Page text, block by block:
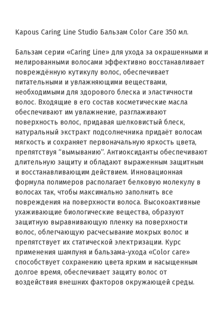
Kapous Caring Line Studio Бальзам Color Care 350 мл.
Бальзам серии «Caring Line» для ухода за окрашенными и
мелированными волосами эффективно восстанавливает
повреждённую кутикулу волос, обеспечивает
питательными и увлажняющими веществами,
необходимыми для здорового блеска и эластичности
волос. Входящие в его состав косметические масла
обеспечивают им увлажнение, разглаживают
поверхность волос, придавая шелковистый блеск,
натуральный экстракт подсолнечника придаёт волосам
мягкость и сохраняет первоначальную яркость цвета,
препятствуя “вымыванию”. Антиоксиданты обеспечивают
длительную защиту и обладают выраженным защитным
и восстанавливающим действием. Инновационная
формула полимеров располагает белковую молекулу в
волосах так, чтобы максимально заполнить все
повреждения на поверхности волоса. Высокоактивные
ухаживающие биологические вещества, образуют
защитную выравнивающую пленку на поверхности
волос, облегчающую расчесывание мокрых волос и
препятствует их статической электризации. Курс
применения шампуня и бальзама-ухода «Color саге»
способствует сохранению цвета ярким и насыщенным
долгое время, обеспечивает защиту волос от
воздействия внешних факторов окружающей среды.